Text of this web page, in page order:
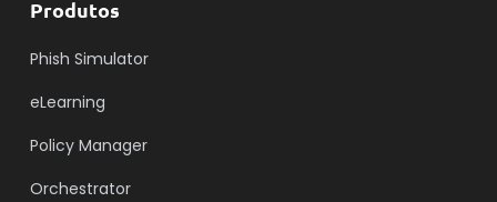
Produtos
Phish Simulator
eLearning
Policy Manager
Orchestrator